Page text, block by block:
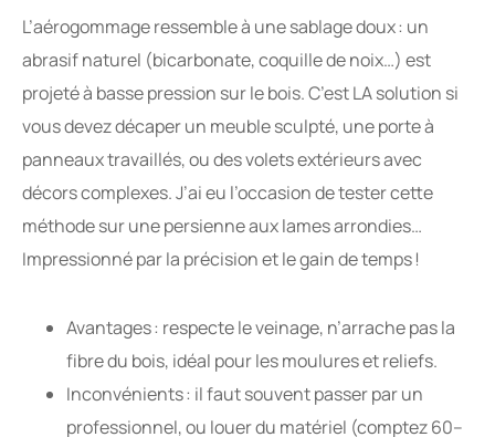
L’aérogommage ressemble à une sablage doux : un
abrasif naturel (bicarbonate, coquille de noix…) est
projeté à basse pression sur le bois. C’est LA solution si
vous devez décaper un meuble sculpté, une porte à
panneaux travaillés, ou des volets extérieurs avec
décors complexes. J’ai eu l’occasion de tester cette
méthode sur une persienne aux lames arrondies…
Impressionné par la précision et le gain de temps !
Avantages : respecte le veinage, n’arrache pas la
fibre du bois, idéal pour les moulures et reliefs.
Inconvénients : il faut souvent passer par un
professionnel, ou louer du matériel (comptez 60–